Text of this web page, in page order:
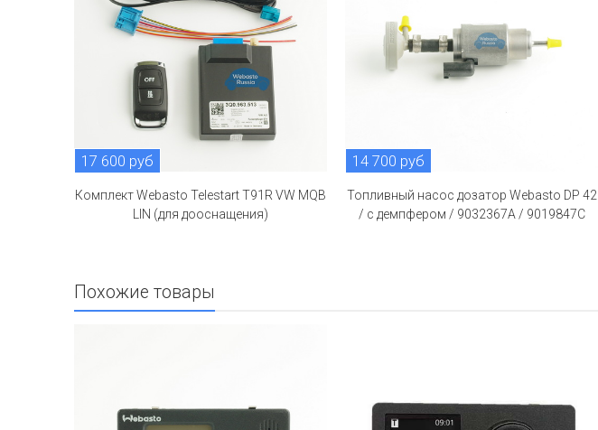
17 600 руб
Комплект Webasto Telestart T91R VW MQB
LIN (для дооснащения)
14 700 руб
Топливный насос дозатор Webasto DP 42
/ с демпфером / 9032367A / 9019847C
Похожие товары